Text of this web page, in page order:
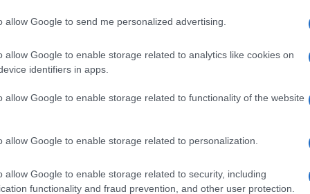
allow Google to send me personalized advertising.
allow Google to enable storage related to analytics like cookies on
identifiers in apps.
allow Google to enable storage related to functionality of the website
allow Google to enable storage related to personalization.
allow Google to enable storage related to security, including
functionality and fraud prevention, and other user protection.
si è consegnata anima e corpo al
il governatore della FloridaRon
conservatore fino al midollo, che alterna
che sembrano fatte per attirare
. I Democratici, intuendo la mala parata,
Charlie Crist, un vero e proprio agnello